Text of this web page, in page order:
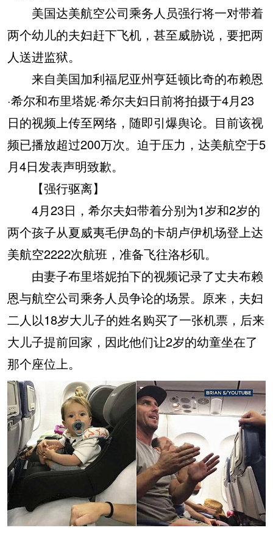
美国达美航空公司乘务人员强行将一对带着
两个幼儿的夫妇赶下飞机，甚至威胁说，要把两
人送进监狱。
来自美国加利福尼亚州亨廷顿比奇的布赖恩
·希尔和布里塔妮·希尔夫妇日前将拍摄于4月23
日的视频上传至网络，随即引爆舆论。目前该视
频已播放超过200万次。迫于压力，达美航空于5
月4日发表声明致歉。
【强行驱离】
4月23日，希尔夫妇带着分别为1岁和2岁的
两个孩子从夏威夷毛伊岛的卡胡卢伊机场登上达
美航空2222次航班，准备飞往洛杉矶。
由妻子布里塔妮拍下的视频记录了丈夫布赖
恩与航空公司乘务人员争论的场景。原来，夫妇
二人以18岁大儿子的姓名购买了一张机票，后来
大儿子提前回家，因此他们让2岁的幼童坐在了
那个座位上。